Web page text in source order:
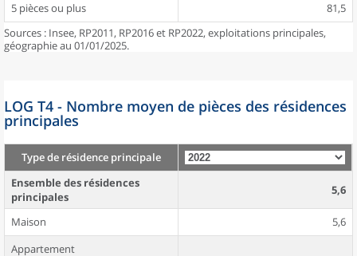
5 pièces ou plus
81,5
Sources : Insee, RP2011, RP2016 et RP2022, exploitations principales,
géographie au 01/01/2025.
LOG T4 - Nombre moyen de pièces des résidences
principales
Type de résidence principale
Ensemble des résidences
principales
5,6
Maison
5,6
Appartement